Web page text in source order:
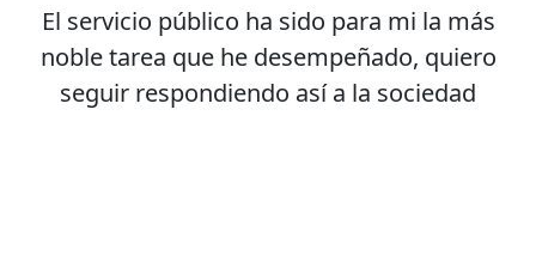
El servicio público ha sido para mi la más
noble tarea que he desempeñado, quiero
seguir respondiendo así a la sociedad